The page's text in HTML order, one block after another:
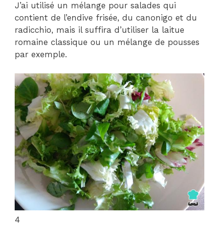
J’ai utilisé un mélange pour salades qui
contient de l’endive frisée, du canonigo et du
radicchio, mais il suffira d’utiliser la laitue
romaine classique ou un mélange de pousses
par exemple.
4